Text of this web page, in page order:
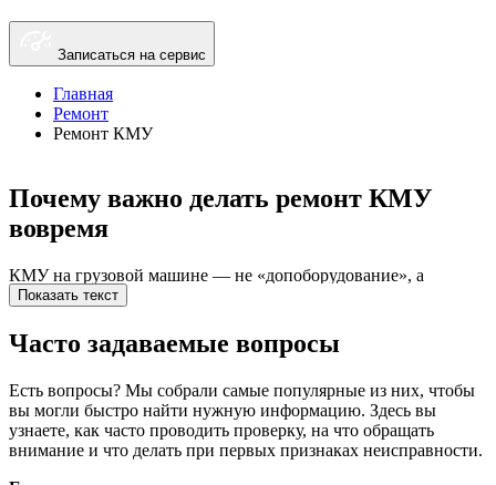
Записаться на сервис
Главная
Ремонт
Ремонт КМУ
Почему важно делать ремонт КМУ
вовремя
КМУ на грузовой машине — не «допоборудование», а
рабочий инструмент. Если стрела пошла рывками, кран стал
полоска, — это уже сигнал. Откладывая ремонт КМУ,
владелец почти всегда платит дважды: сначала — простоем и
было спасти своевременным обслуживанием. В Нижнем
Новгороде погода и реагенты тоже влияют: металл и
уплотнения устают быстрее, чем кажется, а грязь в гидравлике
любит копиться незаметно.
Показать текст
Часто задаваемые вопросы
Есть вопросы? Мы собрали самые популярные из них, чтобы
вы могли быстро найти нужную информацию. Здесь вы
узнаете, как часто проводить проверку, на что обращать
внимание и что делать при первых признаках неисправности.